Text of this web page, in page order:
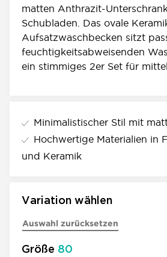
matten Anthrazit-
Schubladen. Das ovale
Aufsatzwaschbecken sitzt
feuchtigkeitsabweisenden
ein stimmiges 2er Set für
Minimalistischer Stil mit
Hochwertige Materialien in
und Keramik
Variation wählen
Auswahl zurücksetzen
Größe 80